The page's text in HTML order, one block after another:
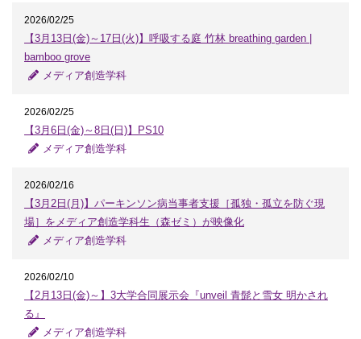
2026/02/25
【3月13日(金)～17日(火)】呼吸する庭 竹林 breathing garden |
bamboo grove
メディア創造学科
2026/02/25
【3月6日(金)～8日(日)】PS10
メディア創造学科
2026/02/16
【3月2日(月)】パーキンソン病当事者支援［孤独・孤立を防ぐ現
場］をメディア創造学科生（森ゼミ）が映像化
メディア創造学科
2026/02/10
【2月13日(金)～】3大学合同展示会『unveil 青髭と雪女 明かされ
る』
メディア創造学科